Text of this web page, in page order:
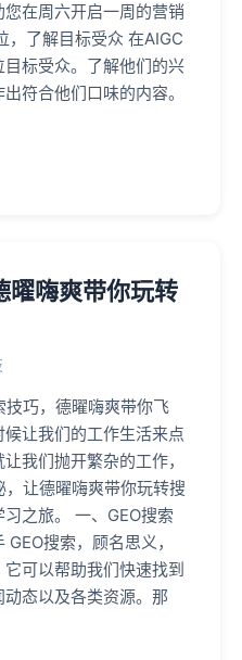
在周六开启一周的营销
，了解目标受众 在AIGC
标受众。了解他们的兴
符合他们口味的内容。
曜嗨爽带你玩转
技巧，德曜嗨爽带你飞
让我们的工作生活来点
我们抛开繁杂的工作，
让德曜嗨爽带你玩转搜
之旅。 一、GEO搜索
搜索，顾名思义，
可以帮助我们快速找到
态以及各类资源。那